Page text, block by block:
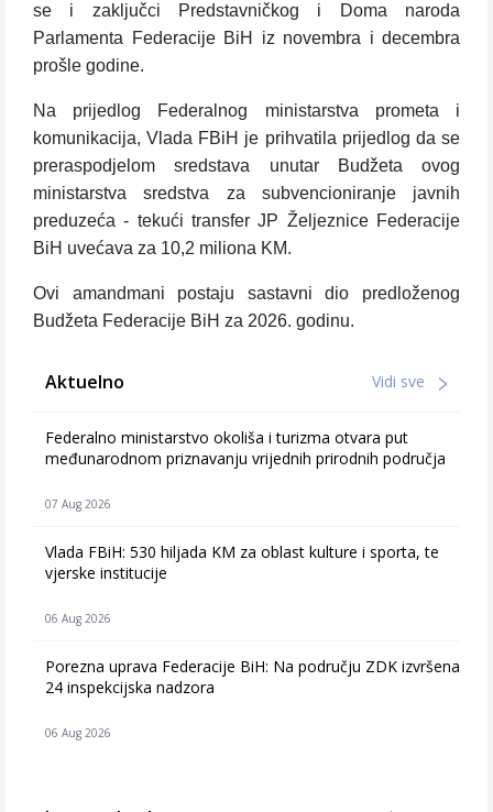
se i zaključci Predstavničkog i Doma naroda
Parlamenta Federacije BiH iz novembra i decembra
prošle godine.
Na prijedlog Federalnog ministarstva prometa i
komunikacija, Vlada FBiH je prihvatila prijedlog da se
preraspodjelom sredstava unutar Budžeta ovog
ministarstva sredstva za subvencioniranje javnih
preduzeća - tekući transfer JP Željeznice Federacije
BiH uvećava za 10,2 miliona KM.
Ovi amandmani postaju sastavni dio predloženog
Budžeta Federacije BiH za 2026. godinu.
Aktuelno Vidi sve
Federalno ministarstvo okoliša i turizma otvara put
međunarodnom priznavanju vrijednih prirodnih područja
07 Aug 2026
Vlada FBiH: 530 hiljada KM za oblast kulture i sporta, te
vjerske institucije
06 Aug 2026
Porezna uprava Federacije BiH: Na području ZDK izvršena
24 inspekcijska nadzora
06 Aug 2026